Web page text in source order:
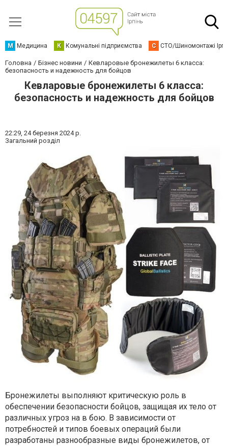
М Медицина К Комунальні підприємства С СТО/Шиномонтажі
Головна Бізнес новини
Кевларовые бронежилеты 6 класса:
безопасность и надежность для бойцов
Кевларовые бронежилеты 6 класса:
безопасность и надежность для бойцов
22:29, 24 березня 2024 р.
Загальний розділ
Бронежилеты выполняют критическую роль в
обеспечении безопасности бойцов, защищая их тело от
различных угроз на в бою. В зависимости от
потребностей и типов боевых операций были
разработаны разнообразные виды бронежилетов, от